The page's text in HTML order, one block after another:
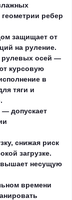
ребер
защищает от
на руление.
рулевых осей —
курсовую
в
тяги и
— допускает
снижая риск
загрузке.
несущую
времени